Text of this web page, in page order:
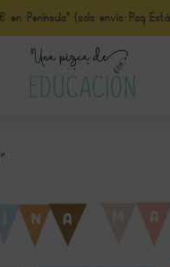
Península* (solo envio Paq